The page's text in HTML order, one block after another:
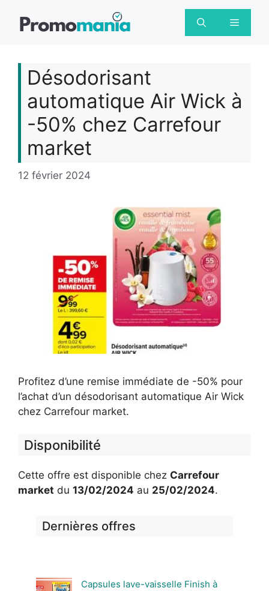
Menu
Désodorisant
automatique Air Wick à
-50% chez Carrefour
market
12 février 2024
Profitez d’une remise immédiate de -50% pour
l’achat d’un désodorisant automatique Air Wick
chez Carrefour market.
Disponibilité
Cette offre est disponible chez Carrefour
market du 13/02/2024 au 25/02/2024.
Dernières offres
Capsules lave-vaisselle Finish à